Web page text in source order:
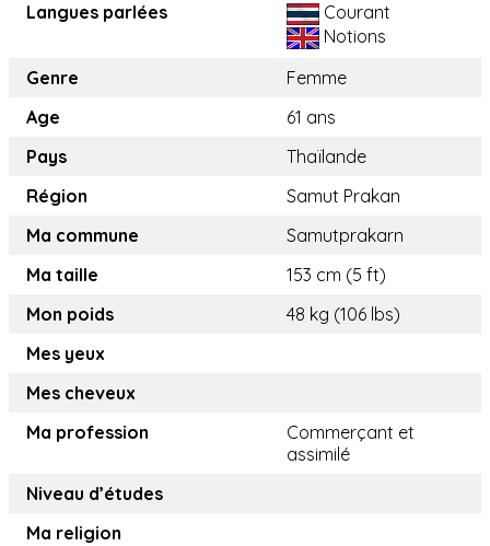
Langues parlées
Courant
Notions
Genre
Femme
Age
61 ans
Pays
Thaïlande
Région
Samut Prakan
Ma commune
Samutprakarn
Ma taille
153 cm (5 ft)
Mon poids
48 kg (106 lbs)
Mes yeux
Mes cheveux
Ma profession
Commerçant et
assimilé
Niveau d’études
Ma religion